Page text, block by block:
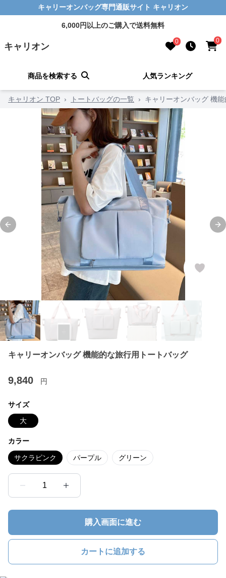
キャリーオンバッグ専門通販サイト キャリオン
6,000円以上のご購入で送料無料
キャリオン 0 0
商品を検索する 人気ランキング
キャリオン TOP › トートバッグの一覧 › キャリーオンバッグ 機
Previous slide
キャリーオンバッグ 機能的な旅行用トートバッグ
9,840 円
サイズ
大
カラー
サクラピンク パープル グリーン
1
購入画面に進む
カートに追加する